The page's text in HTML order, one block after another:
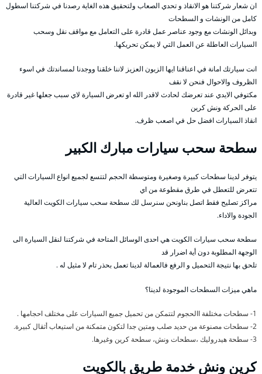
ان شعار شركتنا هو الانقاذ و تحدي الصعاب ولتحقيق هذه الغاية رصدنا في شركتنا اسطول
كامل من الونشات و السطحات
وبدائل الونشات مع وجود عناصر عمل قادرة على التعامل مع مواقف نقل وسحب
السيارات العاطلة عن العمل التي لا يمكن تحريكها.
انت سيارتك امانة في اعناقنا ايها الزبون العزيز لاننا خلقنا ووجدنا لمساندتك في اسوء
الظروف والاحوال فنحن لا نقف
مكتوفي الايدي عند تعرضك لحادث لاقدر الله او تعرض السيارة لاي سبب جعلها غير قادرة
على الحركة ونش كرين
انقاذ السيارات افضل حل في اصعب ظرف.
سطحة سحب سيارات مبارك الكبير
يتوفر لدينا سطحات كبيرة وصغيرة ومتوسطة الحجم لتتسع لجميع انواع السيارات التي
تتعرض للتعطل في طرق مقطوعة من اي
مراكز تصليح فقط اتصل بناونحن سنرسل لك سطحة سحب سيارات الكويت العالية
الجودة والاداء.
سطحة سحب سيارات الكويت هي احدى الوسائل المتاحة في شركتنا لنقل السيارة الى
الوجهة المطلوبة دون أية اضرار قد
تلحق بها نتيجة التحميل و الرفع فالعمالة لدينا تعمل بحذر تام لا مثيل له .
ماهي ميزات السطحات الموجودة لدينا؟
1- سطحات مختلفة االحجوم لتتمكن من تحميل جميع السيارات على مختلف احجامها .
2- سطحات مصنوعة من حديد صلب ومتين جدا لتكون متمكنة من استيعاب أثقال كبيرة.
3- سطحة هيدروليك ،سطحات ونش، سطحة كرين وغيرها.
كرين ونش خدمة طريق بالكويت